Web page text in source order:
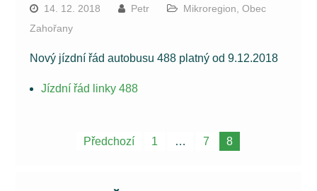
14. 12. 2018 Petr Mikroregion Obec
Zahořany
Nový jízdní řád autobusu 488 platný od 9.12.2018
Jízdní řád linky 488
NavigacePředchozí 1 … 7 8